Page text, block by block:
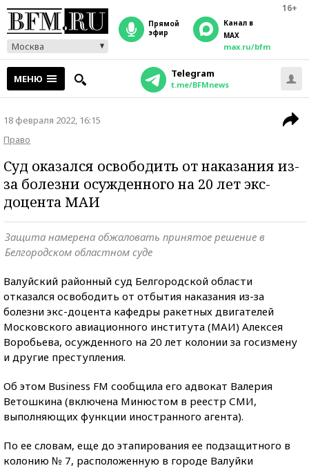
16+
Москва
прямой
эфир
Канал в
MAX
max.ru/bfm
МЕНЮ Telegram
t.me/BFMnews
18 февраля 2022, 16:15
Право
Суд оказался освободить от наказания из-
за болезни осужденного на 20 лет экс-
доцента МАИ
Защита намерена обжаловать принятое решение в
Белгородском областном суде
Валуйский районный суд Белгородской области
отказался освободить от отбытия наказания из-за
болезни экс-доцента кафедры ракетных двигателей
Московского авиационного института (МАИ) Алексея
Воробьева, осужденного на 20 лет колонии за госизмену
и другие преступления.
Об этом Business FM сообщила его адвокат Валерия
Ветошкина (включена Минюстом в реестр СМИ,
выполняющих функции иностранного агента).
По ее словам, еще до этапирования ее подзащитного в
колонию № 7, расположенную в городе Валуйки